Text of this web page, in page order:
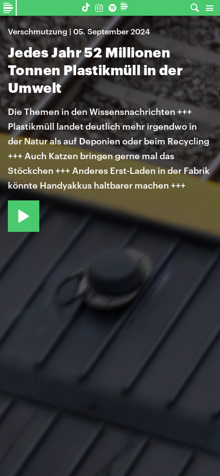
Verschmutzung | 05. September 2024
Jedes Jahr 52 Millionen
Tonnen Plastikmüll in der
Umwelt
Die Themen in den Wissensnachrichten +++
Plastikmüll landet deutlich mehr irgendwo in
der Natur als auf Deponien oder beim Recycling
+++ Auch Katzen bringen gerne mal das
Stöckchen +++ Anderes Erst-Laden in der Fabrik
könnte Handyakkus haltbarer machen +++